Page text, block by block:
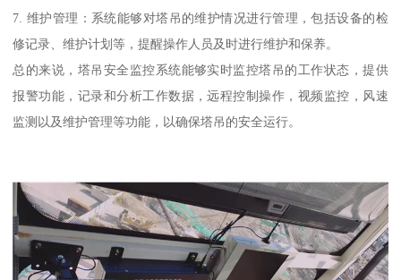
7. 维护管理：系统能够对塔吊的维护情况进行管理，包括设备的检
修记录、维护计划等，提醒操作人员及时进行维护和保养。
总的来说，塔吊安全监控系统能够实时监控塔吊的工作状态，提供
报警功能，记录和分析工作数据，远程控制操作，视频监控，风速
监测以及维护管理等功能，以确保塔吊的安全运行。